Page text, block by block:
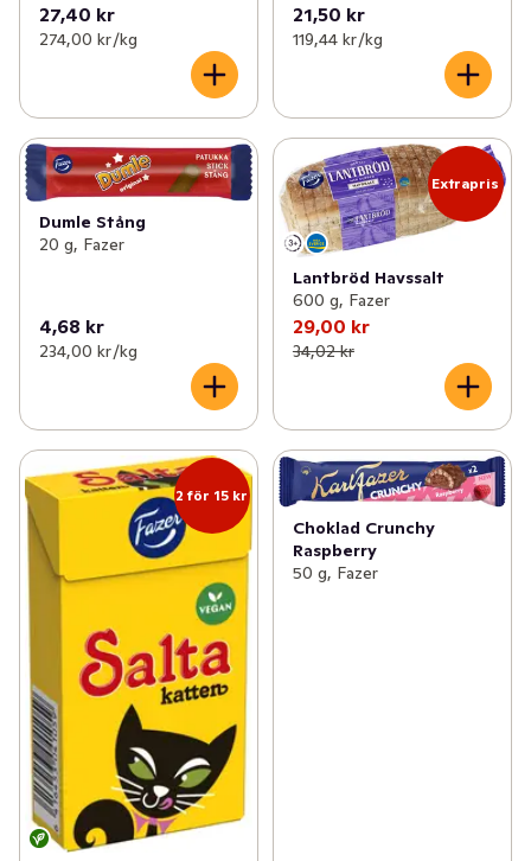
27,40 kr
274,00 kr /kg
21,50 kr
119,44 kr /kg
Dumle Stång
20 g, Fazer
4,68 kr
234,00 kr /kg
Extrapris
Lantbröd Havssalt
600 g, Fazer
29,00 kr
34,02 kr
2 för 15 kr
Choklad Crunchy
Raspberry
50 g, Fazer